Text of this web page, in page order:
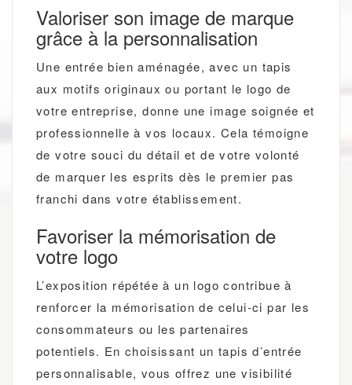
Valoriser son image de marque
grâce à la personnalisation
Une entrée bien aménagée, avec un tapis
aux motifs originaux ou portant le logo de
votre entreprise, donne une image soignée et
professionnelle à vos locaux. Cela témoigne
de votre souci du détail et de votre volonté
de marquer les esprits dès le premier pas
franchi dans votre établissement.
Favoriser la mémorisation de
votre logo
L’exposition répétée à un logo contribue à
renforcer la mémorisation de celui-ci par les
consommateurs ou les partenaires
potentiels. En choisissant un tapis d’entrée
personnalisable, vous offrez une visibilité